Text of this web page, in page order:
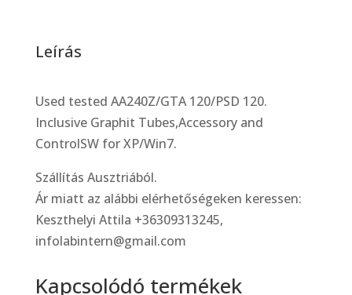
Leírás
Used tested AA240Z/GTA 120/PSD 120.
Inclusive Graphit Tubes,Accessory and
ControlSW for XP/Win7.
Szállítás Ausztriából.
Ár miatt az alábbi elérhetőségeken keressen:
Keszthelyi Attila +36309313245,
infolabintern@gmail.com
Kapcsolódó termékek